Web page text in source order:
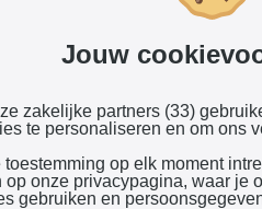
Bij gebruik van onze dienst ga
algemene
Jouw
zakelijke partners (33)
te personaliseren en om ons
toestemming op elk moment
op onze privacypagina, waar je
gebruiken en